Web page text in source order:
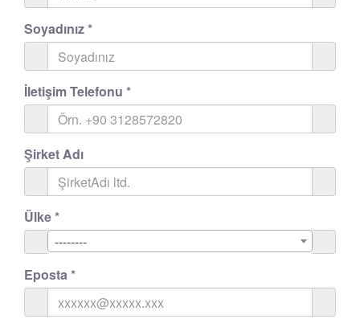
Soyadınız*
İletişim Telefonu *
Şirket Adı
Ülke*
--------
Eposta*